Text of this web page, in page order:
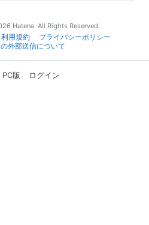
Hatena. All Rights Reserved.
利用規約
プライバシーポリシー
外部送信について
PC版 ログイン